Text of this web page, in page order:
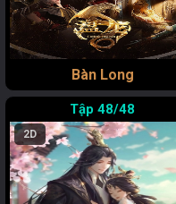
Bàn Long
48/48
2D